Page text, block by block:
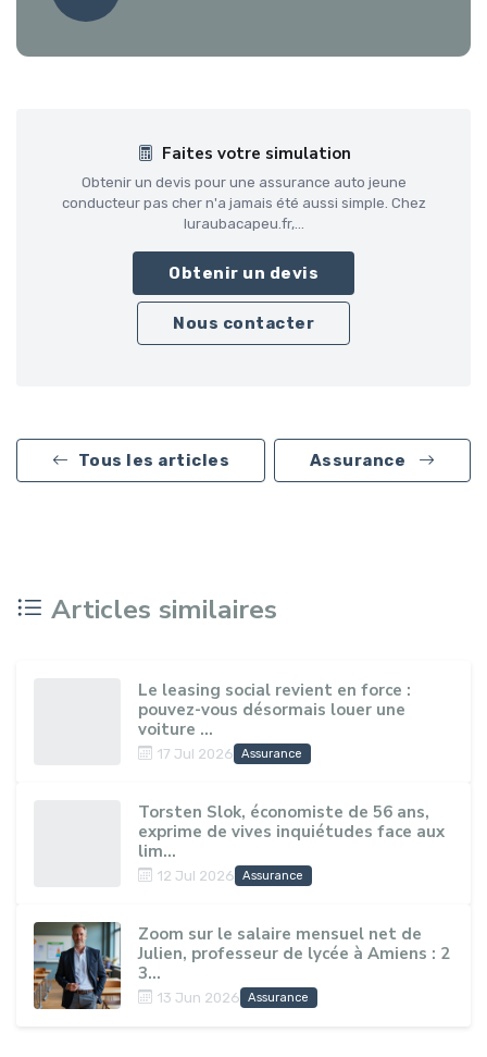
Faites votre simulation
Obtenir un devis pour une assurance auto jeune
conducteur pas cher n'a jamais été aussi simple. Chez
luraubacapeu.fr,...
Obtenir un devis
Nous contacter
Tous les articles Assurance
Articles similaires
Le leasing social revient en force :
pouvez-vous désormais louer une
voiture ...
17 Jul 2026 Assurance
Torsten Slok, économiste de 56 ans,
exprime de vives inquiétudes face aux
lim...
12 Jul 2026 Assurance
Zoom sur le salaire mensuel net de
Julien, professeur de lycée à Amiens : 2
3...
13 Jun 2026 Assurance